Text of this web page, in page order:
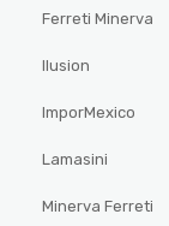
Ferreti Minerva
Ilusion
ImporMexico
Lamasini
Minerva Ferreti